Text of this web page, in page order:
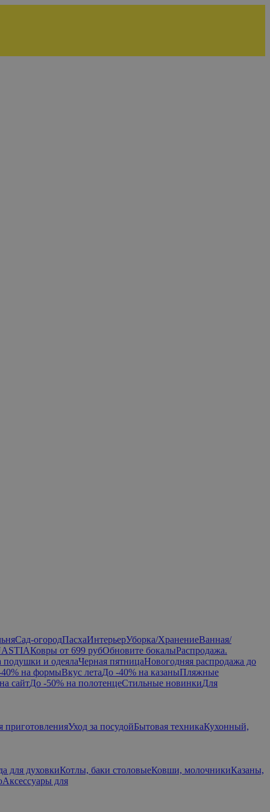
Сад-огородПасхаИнтерьерУборка/ХранениеВанная/
Ковры от 699 рубОбновите бокалыРаспродажа.
подушки и одеялаЧерная пятницаНовогодняя распродажа до
на формыВкус летаДо -40% на казаныПляжные
сайтДо -50% на полотенцеСтильные новинкиДля
приготовленияУход за посудойБытовая техникаКухонный,
для духовкиКотлы, баки столовыеКовши, молочникиКазаны,
Аксессуары для